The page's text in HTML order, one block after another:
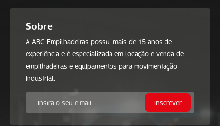
Sobre
A ABC Empilhadeiras possui mais de 15 anos de
experiência e é especializada em locação e venda de
empilhadeiras e equipamentos para movimentação
industrial.